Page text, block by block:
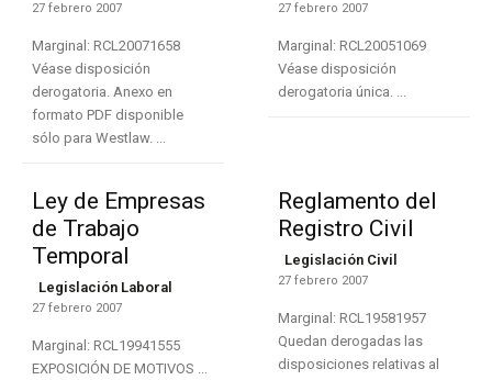
27 febrero 2007
Marginal: RCL20071658
Véase disposición
derogatoria. Anexo en
formato PDF disponible
sólo para Westlaw. ...
27 febrero 2007
Marginal: RCL20051069
Véase disposición
derogatoria única. ...
Ley de Empresas
de Trabajo
Temporal
Legislación Laboral
27 febrero 2007
Marginal: RCL19941555
EXPOSICIÓN DE MOTIVOS ...
Reglamento del
Registro Civil
Legislación Civil
27 febrero 2007
Marginal: RCL19581957
Quedan derogadas las
disposiciones relativas al